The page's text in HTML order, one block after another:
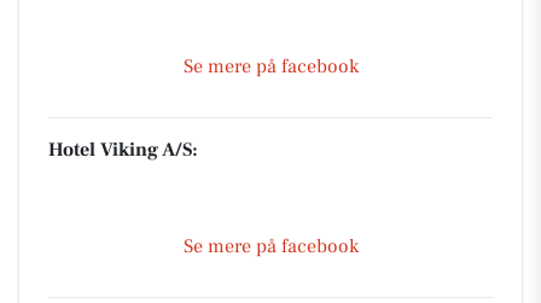
Se mere på facebook
Hotel Viking A/S:
Se mere på facebook